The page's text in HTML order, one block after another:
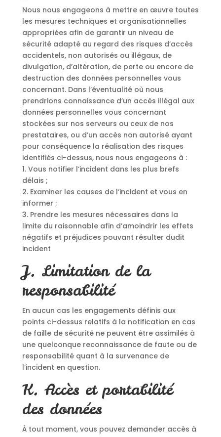
Nous nous engageons à mettre en œuvre toutes
les mesures techniques et organisationnelles
appropriées afin de garantir un niveau de
sécurité adapté au regard des risques d’accès
accidentels, non autorisés ou illégaux, de
divulgation, d’altération, de perte ou encore de
destruction des données personnelles vous
concernant. Dans l’éventualité où nous
prendrions connaissance d’un accès illégal aux
données personnelles vous concernant
stockées sur nos serveurs ou ceux de nos
prestataires, ou d’un accès non autorisé ayant
pour conséquence la réalisation des risques
identifiés ci-dessus, nous nous engageons à :
1. Vous notifier l’incident dans les plus brefs
délais ;
2. Examiner les causes de l’incident et vous en
informer ;
3. Prendre les mesures nécessaires dans la
limite du raisonnable afin d’amoindrir les effets
négatifs et préjudices pouvant résulter dudit
incident
J. Limitation de la
responsabilité
En aucun cas les engagements définis aux
points ci-dessus relatifs à la notification en cas
de faille de sécurité ne peuvent être assimilés à
une quelconque reconnaissance de faute ou de
responsabilité quant à la survenance de
l’incident en question.
K. Accès et portabilité
des données
À tout moment, vous pouvez demander accès à